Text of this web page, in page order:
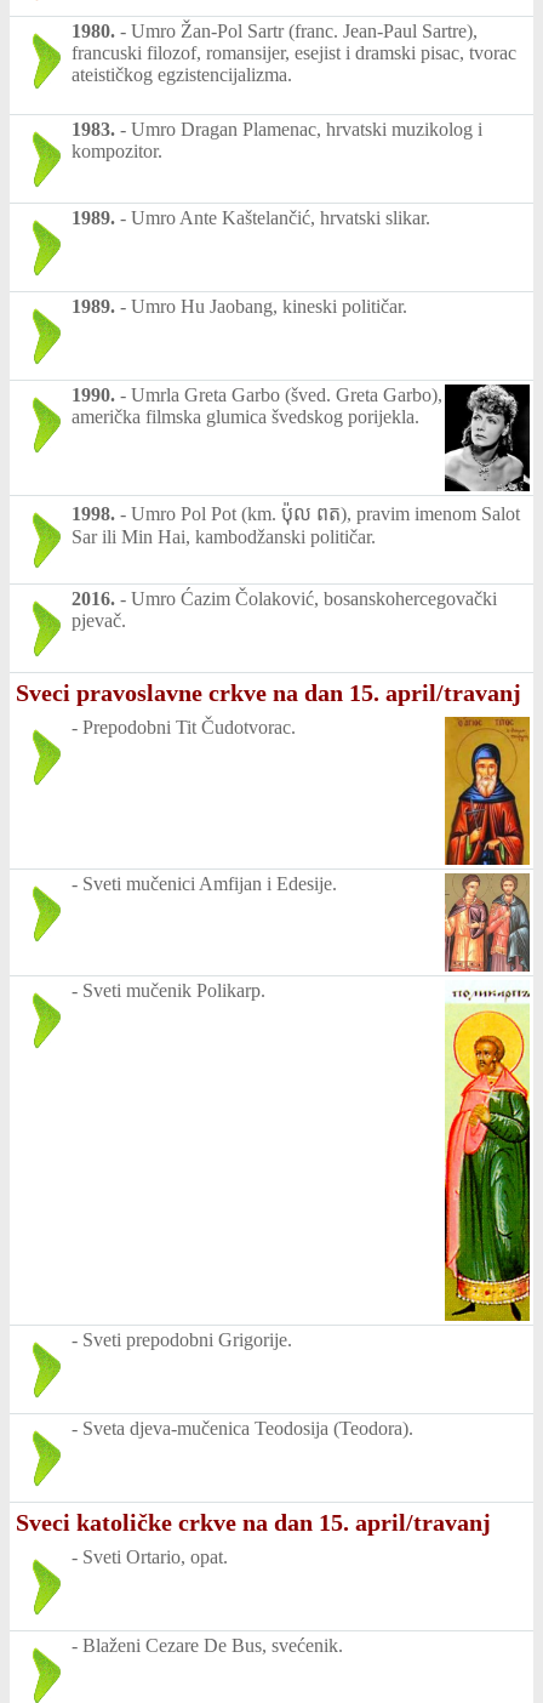
1980. - Umro Žan-Pol Sartr (franc. Jean-Paul Sartre),
francuski filozof, romansijer, esejist i dramski pisac, tvorac
ateističkog egzistencijalizma.
1983. - Umro Dragan Plamenac, hrvatski muzikolog i
kompozitor.
1989. - Umro Ante Kaštelančić, hrvatski slikar.
1989. - Umro Hu Jaobang, kineski političar.
1990. - Umrla Greta Garbo (šved. Greta Garbo),
američka filmska glumica švedskog porijekla.
1998. - Umro Pol Pot (km. ប៉ុល ពត), pravim imenom Salot
Sar ili Min Hai, kambodžanski političar.
2016. - Umro Ćazim Čolaković, bosanskohercegovački
pjevač.
Sveci pravoslavne crkve na dan 15. april/travanj
- Prepodobni Tit Čudotvorac.
- Sveti mučenici Amfijan i Edesije.
- Sveti mučenik Polikarp.
- Sveti prepodobni Grigorije.
- Sveta djeva-mučenica Teodosija (Teodora).
Sveci katoličke crkve na dan 15. april/travanj
- Sveti Ortario, opat.
- Blaženi Cezare De Bus, svećenik.